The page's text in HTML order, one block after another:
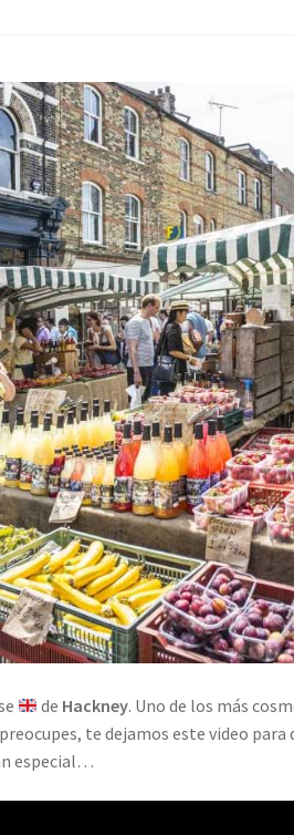
de Hackney. Uno de los más
te dejamos este video para
especial…